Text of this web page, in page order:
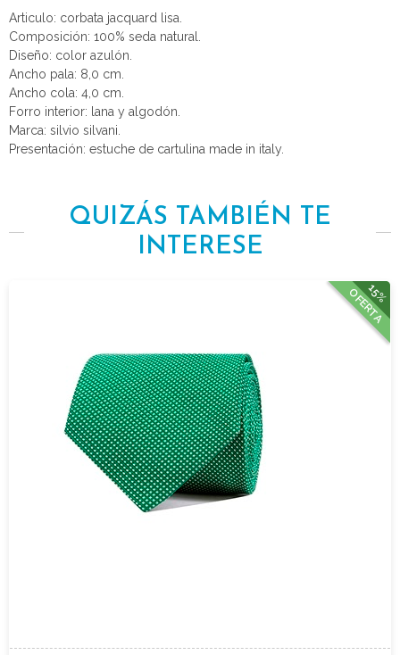
Articulo: corbata jacquard lisa.
Composición: 100% seda natural.
Diseño: color azulón.
Ancho pala: 8,0 cm.
Ancho cola: 4,0 cm.
Forro interior: lana y algodón.
Marca: silvio silvani.
Presentación: estuche de cartulina made in italy.
QUIZÁS TAMBIÉN TE
INTERESE
15%
OFERTA